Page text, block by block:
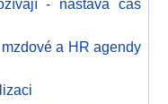
- nastává čas
a HR agendy